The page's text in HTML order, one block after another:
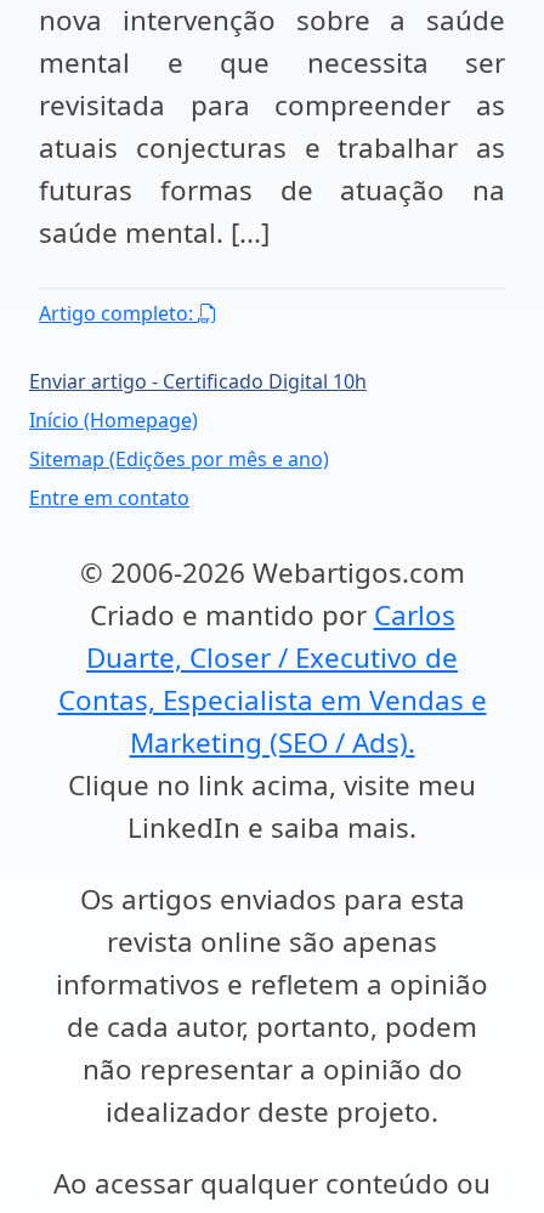
nova intervenção sobre a saúde
mental e que necessita ser
revisitada para compreender as
atuais conjecturas e trabalhar as
futuras formas de atuação na
saúde mental. [...]
Artigo completo:
Enviar artigo - Certificado Digital 10h
Início (Homepage)
Sitemap (Edições por mês e ano)
Entre em contato
© 2006-2026 Webartigos.com
Criado e mantido por Carlos
Duarte, Closer / Executivo de
Contas, Especialista em Vendas e
Marketing (SEO / Ads).
Clique no link acima, visite meu
LinkedIn e saiba mais.
Os artigos enviados para esta
revista online são apenas
informativos e refletem a opinião
de cada autor, portanto, podem
não representar a opinião do
idealizador deste projeto.
Ao acessar qualquer conteúdo ou